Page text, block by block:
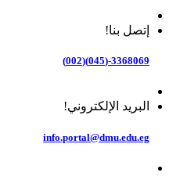
إتصل بنا!
3368069-(045)(002)
البريد الإلكتروني!
info.portal@dmu.edu.eg